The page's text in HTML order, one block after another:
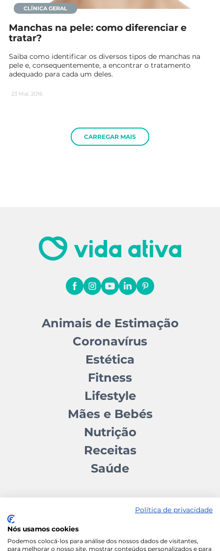
CLÍNICA GERAL
Manchas na pele: como diferenciar e
tratar?
Saiba como identificar os diversos tipos de manchas na
pele e, consequentemente, a encontrar o tratamento
adequado para cada um deles.
23 Mai, 2016
CARREGAR MAIS
Animais de Estimação
Coronavírus
Estética
Fitness
Lifestyle
Mães e Bebés
Nutrição
Receitas
Saúde
Contactos Quem somos Autores
Estatuto Editorial
Política de privacidade
Nós usamos cookies
Podemos colocá-los para análise dos nossos dados de visitantes,
para melhorar o nosso site, mostrar conteúdos personalizados e para